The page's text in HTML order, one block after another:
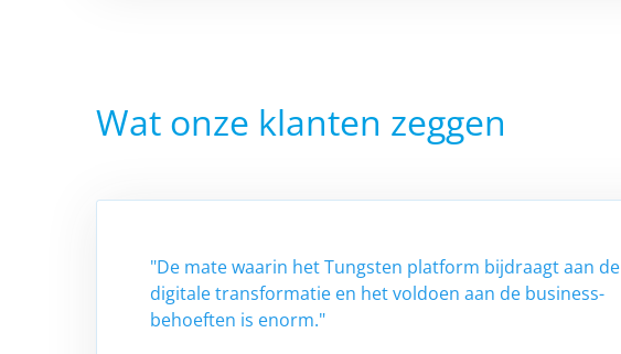
Wat onze klanten zeggen
"De mate waarin het Tungsten platform bijdraagt aan de
digitale transformatie en het voldoen aan de business-
behoeften is enorm."